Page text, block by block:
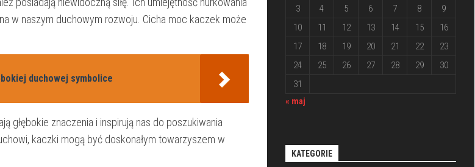
w naszym duchowym rozwoju. Cicha moc kaczek może
duchowej symbolice
głębokie znaczenia⁤ i inspirują nas do poszukiwania
kaczki mogą być doskonałym towarzyszem w
3
4 5 6 7 8
9
10
11 12 13 14 15
16
17
18 19 20 21 22
23
24
25 26 27 28 29
30
31
« maj
KATEGORIE